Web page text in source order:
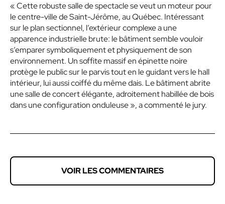
« Cette robuste salle de spectacle se veut un moteur pour
le centre-ville de Saint-Jérôme, au Québec. Intéressant
sur le plan sectionnel, l’extérieur complexe a une
apparence industrielle brute: le bâtiment semble vouloir
s’emparer symboliquement et physiquement de son
environnement. Un soffite massif en épinette noire
protège le public sur le parvis tout en le guidant vers le hall
intérieur, lui aussi coiffé du même dais. Le bâtiment abrite
une salle de concert élégante, adroitement habillée de bois
dans une configuration onduleuse », a commenté le jury.
VOIR LES COMMENTAIRES